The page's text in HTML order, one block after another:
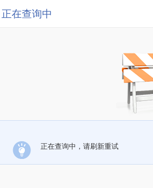
正在查询中
正在查询中，请刷新重试